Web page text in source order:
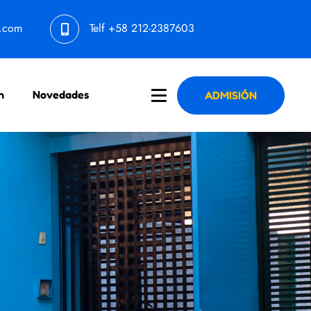
Telf +58 212-2387603
Novedades ADMISIÓN